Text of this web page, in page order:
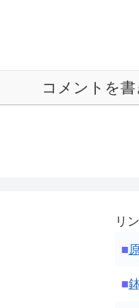
コメントを
リ
■
■